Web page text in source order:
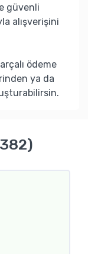
güvenli
alışverişini
ödeme
ya da